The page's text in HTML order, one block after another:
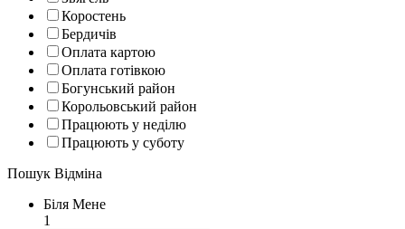
Коростень
Бердичів
Оплата картою
Оплата готівкою
Богунський район
Корольовський район
Працюють у неділю
Працюють у суботу
Пошук Відміна
Біля Мене
1